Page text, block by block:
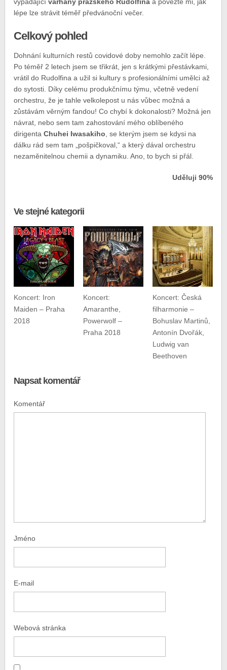
lépe lze strávit téměř předvánoční večer.
Celkový pohled
Dohnání kulturních restů covidové doby nemohlo začít lépe.
Po téměř 2 letech jsem se třikrát, jen s krátkými přestávkami,
vrátil do Rudolfina a užil si kultury s profesionálními umělci až
do sytosti. Díky celému produkčnímu týmu, včetně vedení
orchestru, že je tahle velkolepost u nás vůbec možná a
zůstávám věrným fandou! Co chybí k dokonalosti? Možná jen
návrat, nebo sem tam zahostování mého oblíbeného
dirigentaChuhei Iwasakiho , se kterým jsem se kdysi na
dálku rád sem tam „pošpičkoval,“ a který dával orchestru
nezaměnitelnou chemii a dynamiku. Ano, to bych si přál.
Uděluji 90%
Ve stejné kategorii
Koncert: Iron
Maiden – Praha
2018
Koncert:
Amaranthe,
Powerwolf –
Praha 2018
Koncert: Česká
filharmonie –
Bohuslav Martinů,
Antonín Dvořák,
Ludwig van
Beethoven
Napsat komentář
Komentář
Jméno
E-mail
Webová stránka